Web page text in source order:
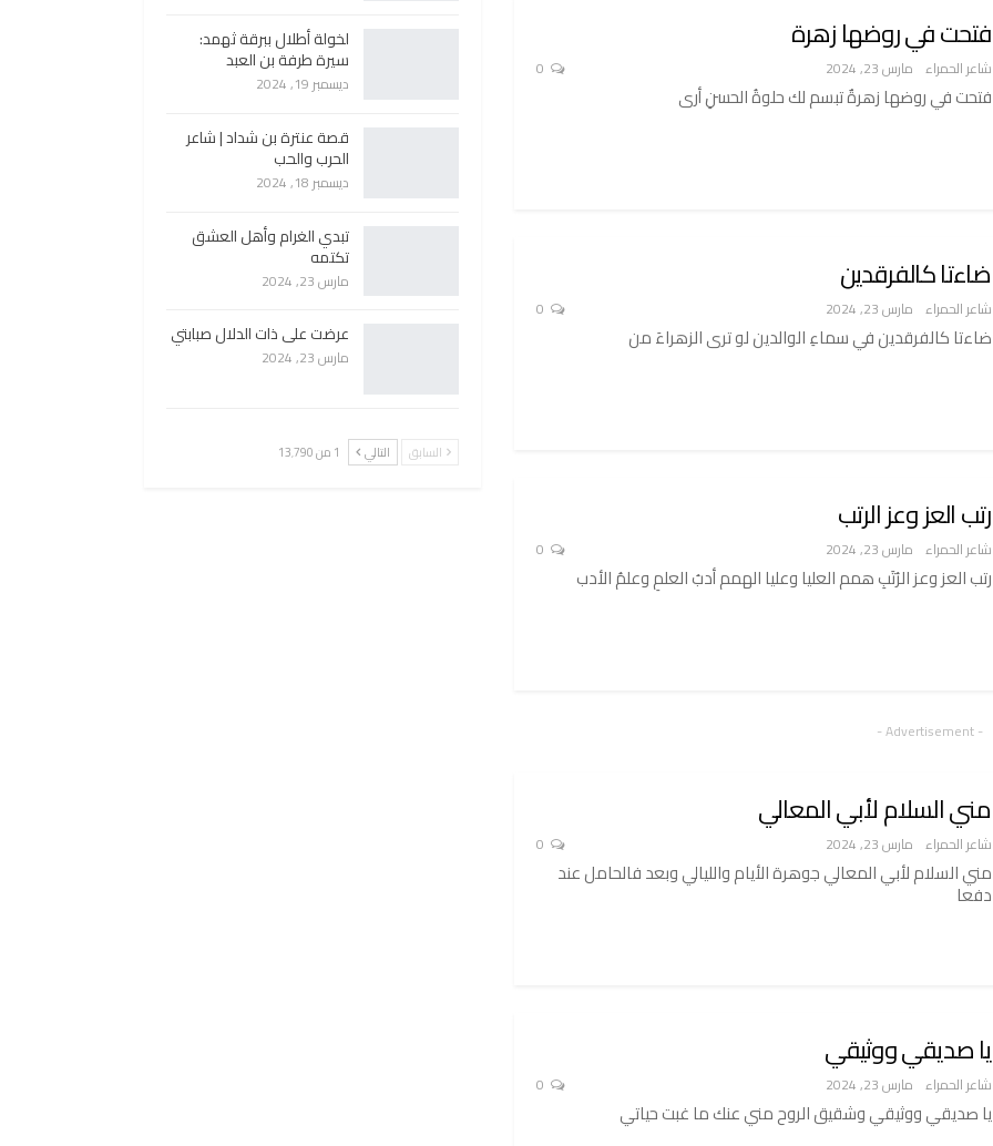
فتحت في روضها زهرة
شاعر الحمراء مارس 23, 2024
فتحت في روضها زهرةٌ تبسم لك حلوةُ الحسنِ أرى
ضاءتا كالفرقدين
شاعر الحمراء مارس 23, 2024
ضاءتا كالفرقدين في سماءِ الوالدين لو ترى الزهراءَ من
رتب العز وعز الرتب
شاعر الحمراء مارس 23, 2024
رتب العز وعز الرُتَبِ همم العليا وعليا الهمم أدبُ العلمِ وعلمُ الأدب
- Advertisement -
مني السلام لأبي المعالي
شاعر الحمراء مارس 23, 2024
مني السلام لأبي المعالي جوهرة الأيام والليالي وبعد فالحامل عند
دفعا
يا صديقي ووثيقي
شاعر الحمراء مارس 23, 2024
يا صديقي ووثيقي وشقيق الروح مني عنك ما غبت حياتي
لخولة أطلال ببرقة ثهمد:
سيرة طرفة بن العبد
ديسمبر 19, 2024
قصة عنترة بن شداد | شاعر
الحرب والحب
ديسمبر 18, 2024
تبدي الغرام وأهل العشق
تكتمه
مارس 23, 2024
عرضت على ذات الدلال صبابتي
مارس 23, 2024
السابق التالي 1 من 13٬790